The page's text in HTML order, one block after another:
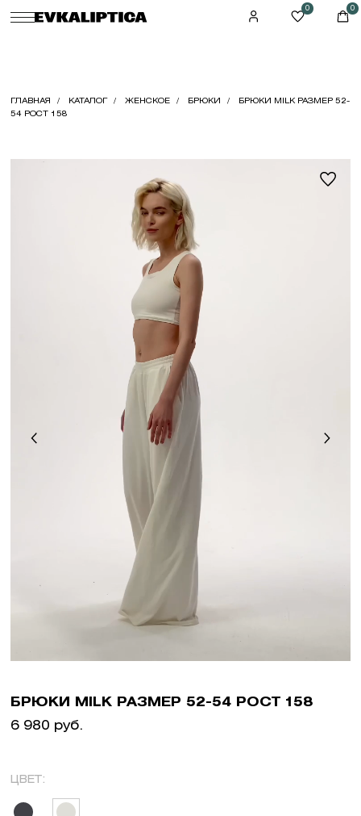
0 0
ГЛАВНАЯ КАТАЛОГ ЖЕНСКОЕ БРЮКИ
БРЮКИ MILK РАЗМЕР 52-
54 РОСТ 158
БРЮКИ MILK РАЗМЕР 52-54 РОСТ 158
6 980 руб.
ЦВЕТ: